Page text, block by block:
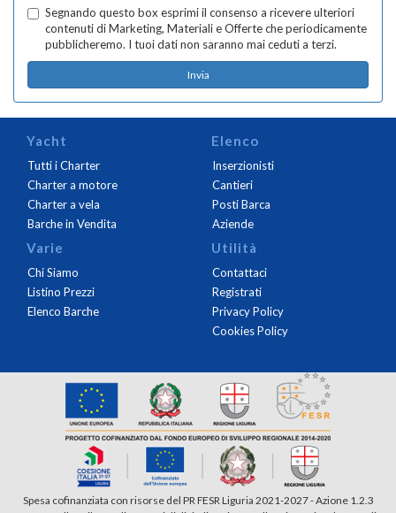
Segnando questo box esprimi il consenso a ricevere ulteriori
contenuti di Marketing, Materiali e Offerte che periodicamente
pubblicheremo. I tuoi dati non saranno mai ceduti a terzi.
Yacht
Tutti i Charter
Charter a motore
Charter a vela
Barche in Vendita
Elenco
Inserzionisti
Cantieri
Posti Barca
Aziende
Varie
Chi Siamo
Listino Prezzi
Elenco Barche
Utilità
Contattaci
Registrati
Privacy Policy
Cookies Policy
Spesa cofinanziata con risorse del PR FESR Liguria 2021-2027 - Azione 1.2.3